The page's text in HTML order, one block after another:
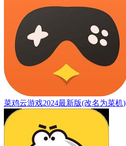
菜鸡云游戏2024最新版(改名为菜机)